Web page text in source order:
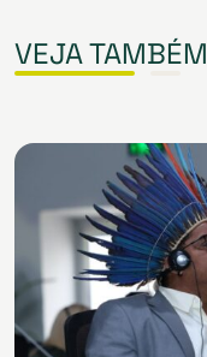
VEJA TAMBÉM